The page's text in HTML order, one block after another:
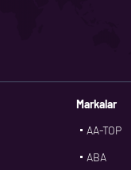
Markalar
AA-TOP
ABA